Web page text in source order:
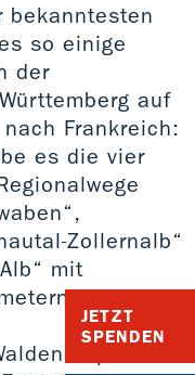
JETZT
SPENDEN
bekanntesten
so einige
der
auf
Frankreich:
es die vier
Zollernalb“
mit